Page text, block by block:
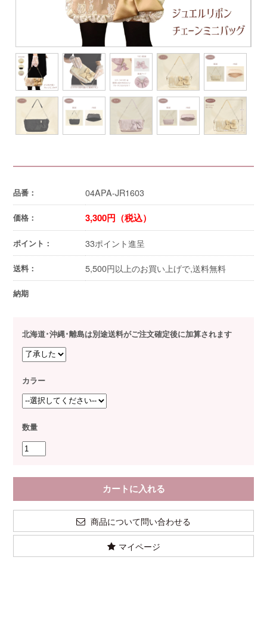
品番： 04APA-JR1603
価格： 3,300円（税込）
ポイント： 33ポイント進呈
送料： 5,500円以上のお買い上げで,送料無料
納期
北海道･沖縄･離島は別途送料がご注文確定後に加算されます
カラー
数量
商品について問い合わせる
マイページ